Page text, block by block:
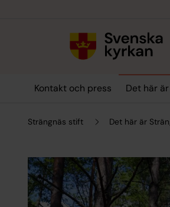
Kontakt och press Det här
Strängnäs stift Det här är